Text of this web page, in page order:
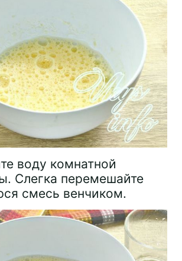
воду комнатной
Слегка перемешайте
смесь венчиком.